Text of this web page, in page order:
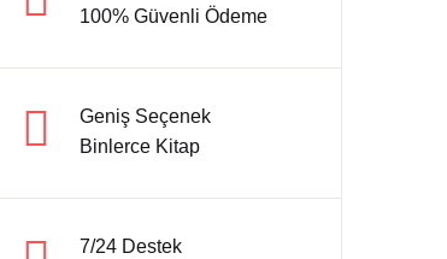
100% Güvenli Ödeme
Geniş Seçenek
Binlerce Kitap
7/24 Destek